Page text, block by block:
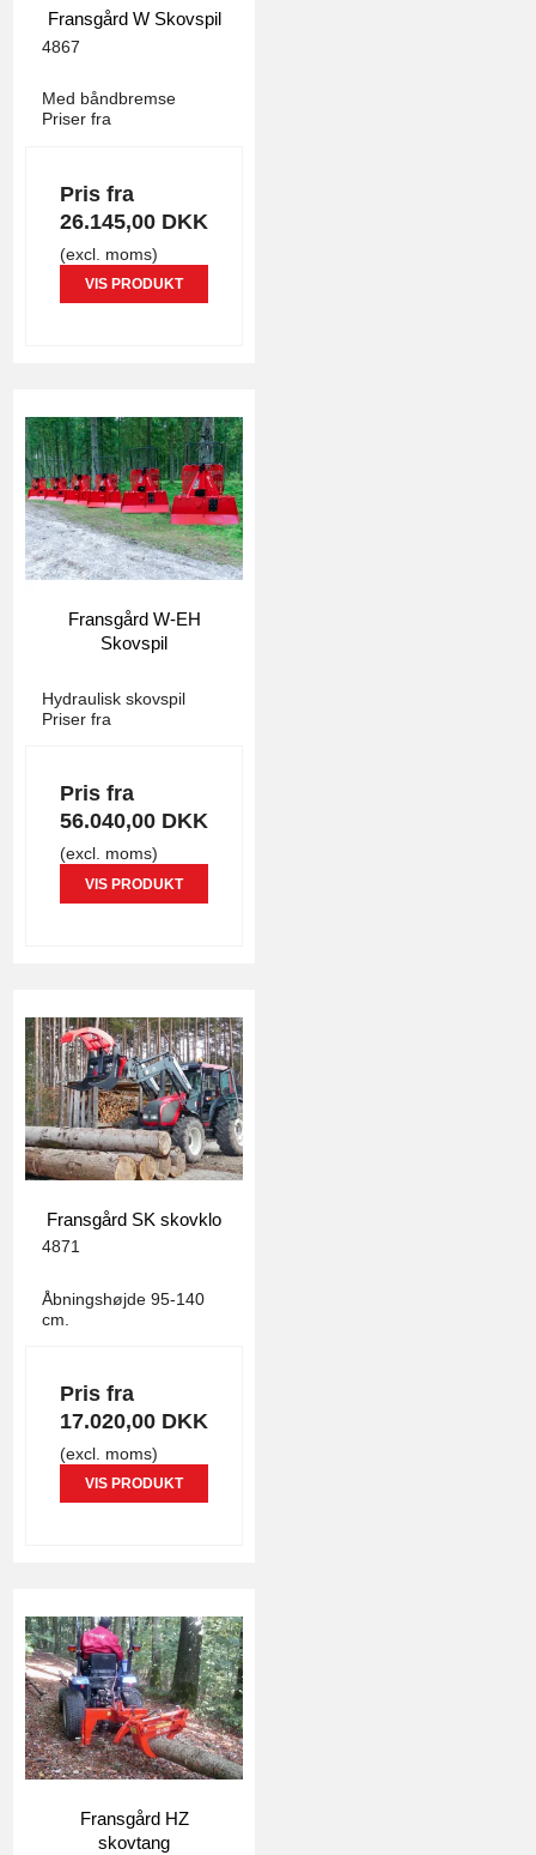
Fransgård W Skovspil
4867
Med båndbremse
Priser fra
Pris fra
26.145,00 DKK
(excl. moms)
VIS PRODUKT
Fransgård W-EH
Skovspil
Hydraulisk skovspil
Priser fra
Pris fra
56.040,00 DKK
(excl. moms)
VIS PRODUKT
Fransgård SK skovklo
4871
Åbningshøjde 95-140
cm.
Pris fra
17.020,00 DKK
(excl. moms)
VIS PRODUKT
Fransgård HZ
skovtang